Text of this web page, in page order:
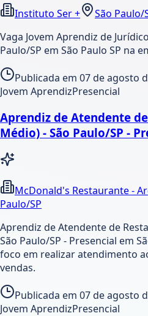
Instituto Ser +
São Paulo/
Vaga Jovem Aprendiz de
Paulo/SP em São Paulo SP na
Publicada em 07 de agosto
Jovem AprendizPresencial
Aprendiz de Atendente
Médio) - São Paulo/SP -
McDonald's Restaurante -
Paulo/SP
Aprendiz de Atendente de
São Paulo/SP - Presencial em
foco em realizar atendimento
vendas.
Publicada em 07 de agosto
Jovem AprendizPresencial